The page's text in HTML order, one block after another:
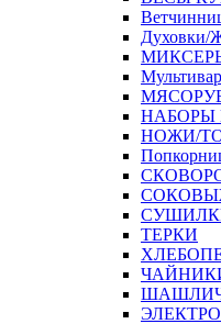
Духовки/
НАБОРЫ
НОЖИ/
СУШИЛКИ
ТЕРКИ